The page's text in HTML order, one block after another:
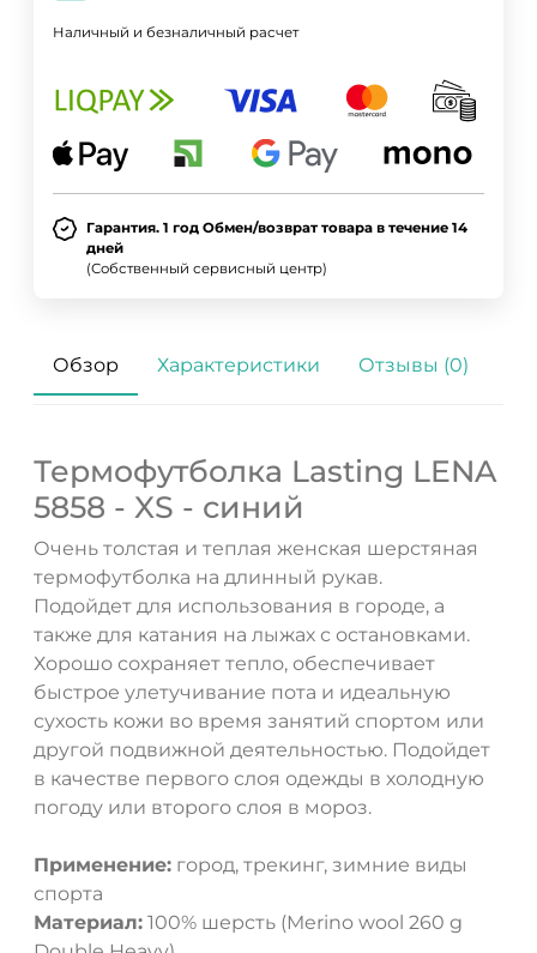
Наличный и безналичный расчет
Гарантия. 1 год Обмен/возврат товара в течение 14
дней
(Собственный сервисный центр)
Обзор Характеристики Отзывы (0)
Термофутболка Lasting LENA
5858 - XS - синий
Очень толстая и теплая женская шерстяная
термофутболка на длинный рукав.
Подойдет для использования в городе, а
также для катания на лыжах с остановками.
Хорошо сохраняет тепло, обеспечивает
быстрое улетучивание пота и идеальную
сухость кожи во время занятий спортом или
другой подвижной деятельностью. Подойдет
в качестве первого слоя одежды в холодную
погоду или второго слоя в мороз.
Применение: город, трекинг, зимние виды
спорта
Материал: 100% шерсть (Merino wool 260 g